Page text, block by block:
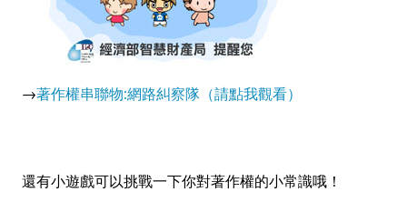
→著作權串聯物:網路糾察隊（請點我觀看）
還有小遊戲可以挑戰一下你對著作權的小常識哦！